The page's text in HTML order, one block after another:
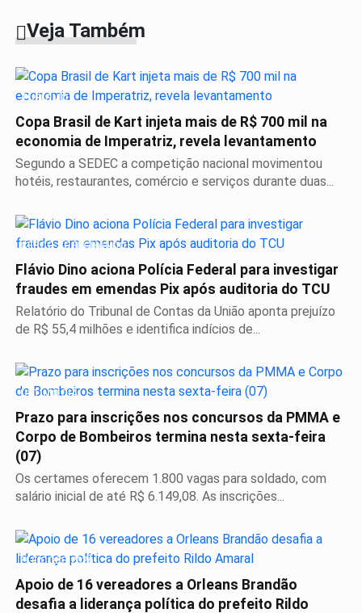
Veja Também
TURISMO
Copa Brasil de Kart injeta mais de R$ 700 mil na
economia de Imperatriz, revela levantamento
Segundo a SEDEC a competição nacional movimentou
hotéis, restaurantes, comércio e serviços durante duas...
CERCO SE FECHANDO
Flávio Dino aciona Polícia Federal para investigar
fraudes em emendas Pix após auditoria do TCU
Relatório do Tribunal de Contas da União aponta prejuízo
de R$ 55,4 milhões e identifica indícios de...
ÚLTIMO DIA
Prazo para inscrições nos concursos da PMMA e
Corpo de Bombeiros termina nesta sexta-feira
(07)
Os certames oferecem 1.800 vagas para soldado, com
salário inicial de até R$ 6.149,08. As inscrições...
ELEIÇÕES 2026
Apoio de 16 vereadores a Orleans Brandão
desafia a liderança política do prefeito Rildo